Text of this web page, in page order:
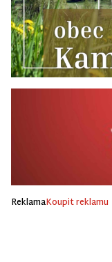
ReklamaKoupit reklamu